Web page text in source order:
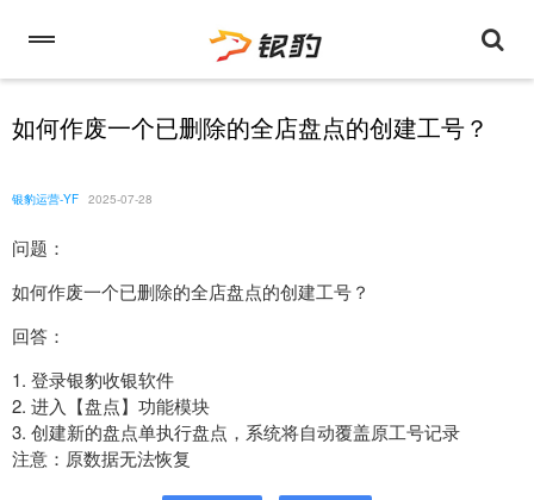
如何作废一个已删除的全店盘点的创建工号？
银豹运营-YF 2025-07-28
问题：
如何作废一个已删除的全店盘点的创建工号？
回答：
1. 登录银豹收银软件
2. 进入【盘点】功能模块
3. 创建新的盘点单执行盘点，系统将自动覆盖原工号记录
注意：原数据无法恢复